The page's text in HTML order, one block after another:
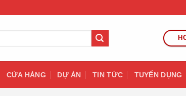
CỬA HÀNG DỰ ÁN TIN TỨC TUYỂN DỤNG